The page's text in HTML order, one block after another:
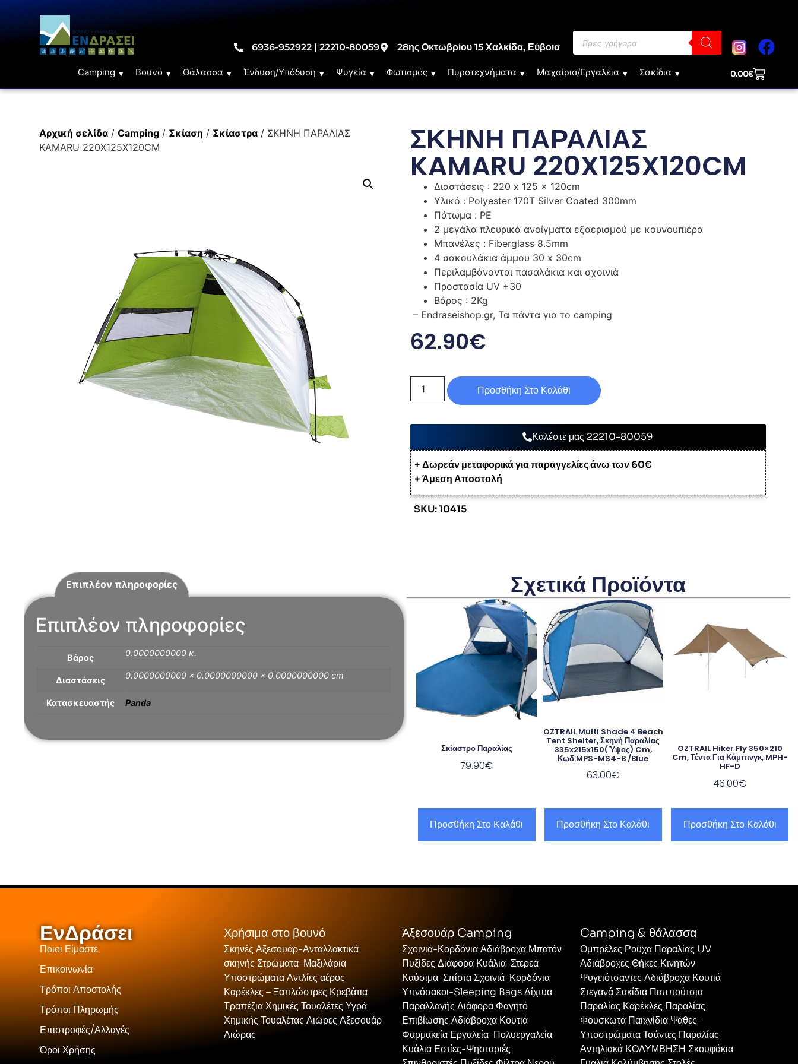
6936-952922 | 22210-80059 28ης Οκτωβρίου 15 Χαλκίδα, Εύβοια
Camping Βουνό Θάλασσα Ένδυση/Υπόδυση Ψυγεία Φωτισμός Πυροτεχνήματα Μαχαίρια/Εργαλέια Σακίδια 0.00€
Αρχική σελίδα /Camping / Σκίαση / Σκίαστρα / ΣΚΗΝΗ ΠΑΡΑΛΙΑΣ
KAMARU 220X125X120CM
ΣΚΗΝΗ ΠΑΡΑΛΙΑΣ
KAMARU 220X125X120CM
Διαστάσεις : 220 x 125 x 120cm
Υλικό : Polyester 170T Silver Coated 300mm
Πάτωμα : PE
2 μεγάλα πλευρικά ανοίγματα εξαερισμού με κουνουπιέρα
Μπανέλες : Fiberglass 8.5mm
4 σακουλάκια άμμου 30 x 30cm
Περιλαμβάνονται πασαλάκια και σχοινιά
Προστασία UV +30
Βάρος : 2Kg
– Endraseishop.gr, Τα πάντα για το camping
62.90€
Προσθήκη Στο Καλάθι
Καλέστε μας 22210-80059
+ Δωρεάν μεταφορικά για παραγγελίες άνω των 60€
+ Άμεση Αποστολή
SKU: 10415
Επιπλέον πληροφορίες
Επιπλέον πληροφορίες
Βάρος 0.0000000000 κ.
Διαστάσεις 0.0000000000 × 0.0000000000 × 0.0000000000 cm
Κατασκευαστής Panda
Σχετικά Προϊόντα
Σκίαστρο Παραλίας
79.90€
Προσθήκη Στο Καλάθι
OZTRAIL Multi Shade 4 Beach
Tent Shelter, Σκηνή Παραλίας
335x215x150(ύψος) Cm,
Κωδ.MPS-MS4-B /Blue
63.00€
Προσθήκη Στο Καλάθι
OZTRAIL Hiker Fly 350×210
Cm, Τέντα Για Κάμπινγκ, MPH-
HF-D
46.00€
Προσθήκη Στο Καλάθι
ΕνΔράσει
Ποιοι Είμαστε
Επικοινωνία
Τρόποι Αποστολής
Τρόποι Πληρωμής
Επιστροφές/Αλλαγές
Όροι Χρήσης
Χρήσιμα στο βουνό
Σκηνές Αξεσουάρ-Ανταλλακτικά
σκηνής Στρώματα-Μαξιλάρια
Υποστρώματα Αντλίες αέρος
Καρέκλες – Ξαπλώστρες Κρεβάτια
Τραπέζια Χημικές Τουαλέτες Υγρά
Χημικής Τουαλέτας Αιώρες Αξεσουάρ
Αιώρας
Άξεσουάρ Camping
Σχοινιά-Κορδόνια Αδιάβροχα Μπατόν
Πυξίδες Διάφορα Κυάλια Στερεά
Καύσιμα-Σπίρτα Σχοινιά-Κορδόνια
Υπνόσακοι-Sleeping Bags Δίχτυα
Παραλλαγής Διάφορα Φαγητό
Επιβίωσης Αδιάβροχα Κουτιά
Φαρμακεία Εργαλεία-Πολυεργαλεία
Κυάλια Εστίες-Ψησταριές
Camping & θάλασσα
Ομπρέλες Ρούχα Παραλίας UV
Αδιάβροχες Θήκες Κινητών
Ψυγειότσαντες Αδιάβροχα Κουτιά
Στεγανά Σακίδια Παππούτσια
Παραλίας Καρέκλες Παραλίας
Φουσκωτά Παιχνίδια Ψάθες-
Υποστρώματα Τσάντες Παραλίας
Αντηλιακά ΚΟΛΥΜΒΗΣΗ Σκουφάκια